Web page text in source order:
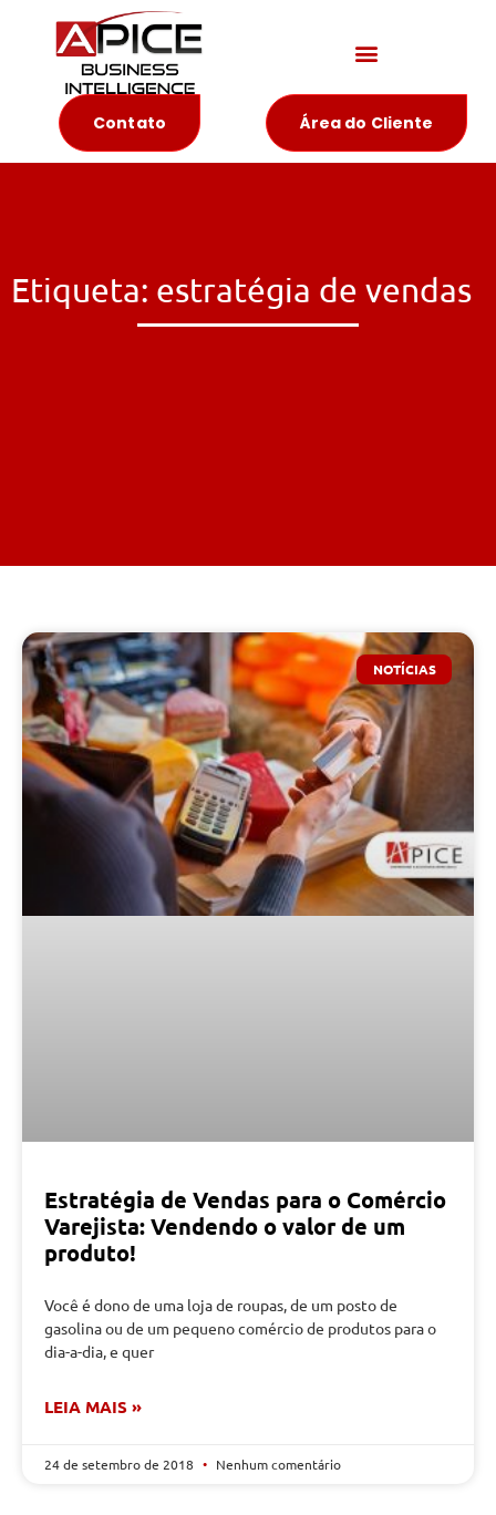
Contato Área do Cliente
Etiqueta: estratégia de vendas
NOTÍCIAS
Estratégia de Vendas para o Comércio
Varejista: Vendendo o valor de um
produto!
Você é dono de uma loja de roupas, de um posto de
gasolina ou de um pequeno comércio de produtos para o
dia-a-dia, e quer
LEIA MAIS »
24 de setembro de 2018 Nenhum comentário